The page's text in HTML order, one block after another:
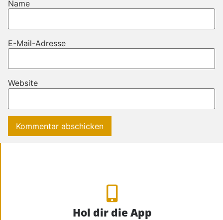
Name
E-Mail-Adresse
Website
Hol dir die App